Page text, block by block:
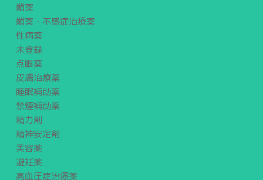
媚薬
媚薬・不感症治療薬
性病薬
未登録
点眼薬
皮膚治療薬
睡眠補助薬
禁煙補助薬
精力剤
精神安定剤
美容薬
避妊薬
高血圧症治療薬